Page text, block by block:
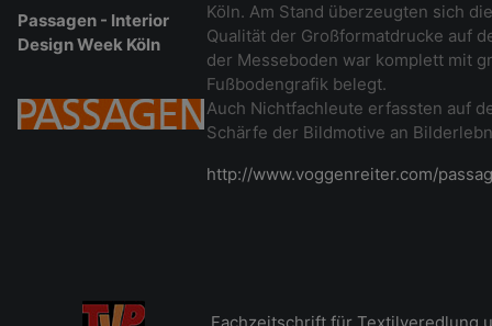
Passagen - Interior
Design Week Köln
Köln. Am Stand überzeugten sich
Qualität der Großformatdrucke auf
der Messeboden war komplett mit
Fußbodengrafik belegt.
Auch Nichtfachleute erfassten auf
Schärfe der Bildmotive an
http://www.voggenreiter.com/